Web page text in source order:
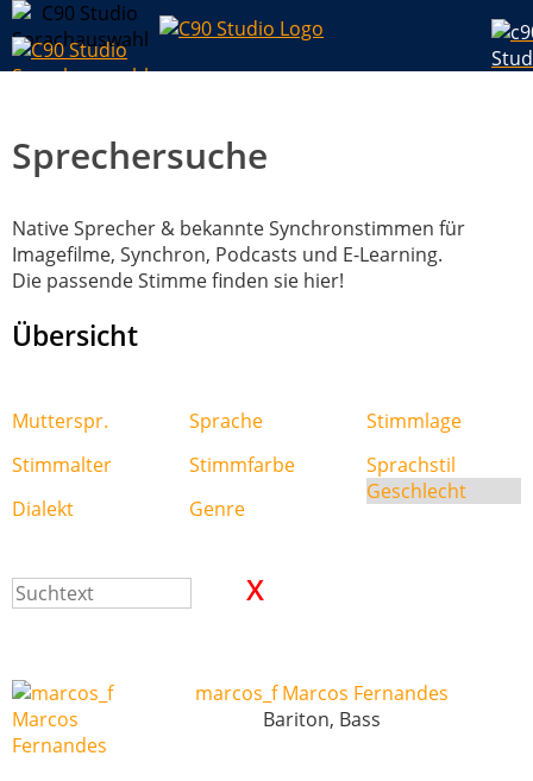
Sprechersuche
Native Sprecher & bekannte Synchronstimmen für
Imagefilme, Synchron, Podcasts und E-Learning.
Die passende Stimme finden sie hier!
Übersicht
marcos_f Marcos Fernandes
Bariton, Bass